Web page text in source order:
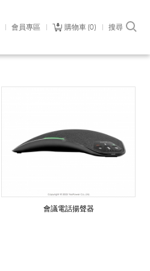
會員專區 購物車 0 搜尋
會議電話揚聲器